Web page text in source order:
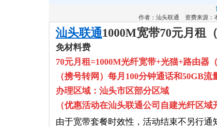
作者： 汕头联通 资费来源：
汕头联通1000M宽带70元月租
免材料费
70元月租=1000M光纤宽带+光猫+路由器
（携号转网）每月100分钟通话和50GB流
办理区域：汕头市区部分区域
（优惠活动在汕头联通公司自建光纤区域
由于宽带套餐时效性，活动结束不另行通